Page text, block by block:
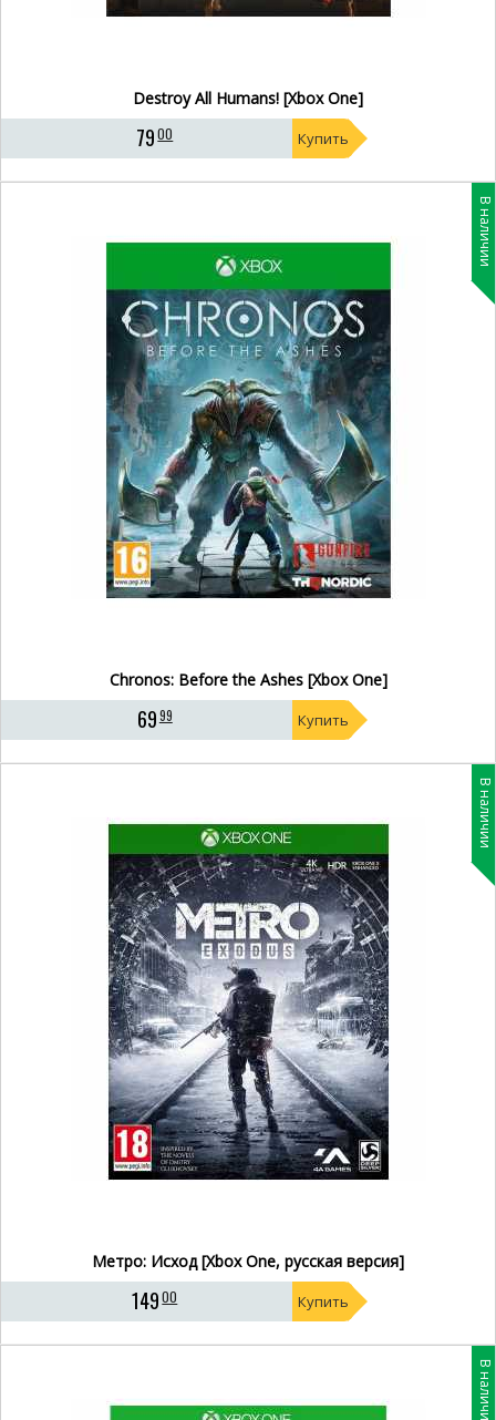
Destroy All Humans! [Xbox One]
7900 Купить
В наличии
Chronos: Before the Ashes [Xbox One]
6999 Купить
В наличии
Метро: Исход [Xbox One, русская версия]
14900 Купить
В наличии